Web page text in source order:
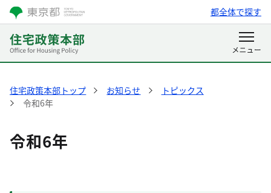
都全体で探す
住宅政策本部トップ お知らせ
トピックス
令和6年
令和6年